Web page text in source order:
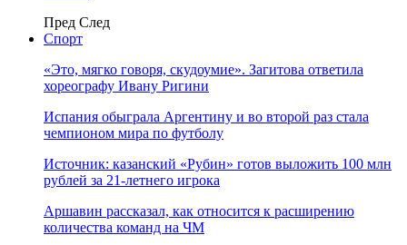
Пред След
Спорт
«Это, мягко говоря, скудоумие». Загитова ответила
хореографу Ивану Ригини
Испания обыграла Аргентину и во второй раз стала
чемпионом мира по футболу
Источник: казанский «Рубин» готов выложить 100 млн
рублей за 21-летнего игрока
Аршавин рассказал, как относится к расширению
количества команд на ЧМ